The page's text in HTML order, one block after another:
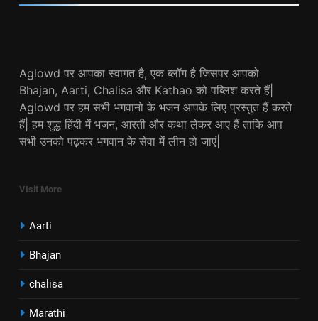
Aglowd पर आपका स्वागत है, एक ब्लॉग है जिसपर आपको
Bhajan, Aarti, Chalisa और Kathao को पब्लिश करते हैं|
Aglowd पर हम सभी भगवानो के भजन आपके लिए प्रस्तुत हैं करते
हैं| हम शुद्ध हिंदी में भजन, आरती और कथा लेकर आए हैं ताकि आप
सभी उनको पढ़कर भगवान के सेवा में लीन हो जाएं|
VIsit More
Aarti
Bhajan
chalisa
Marathi